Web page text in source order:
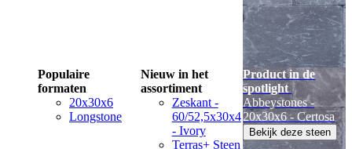
Populaire
formaten
20x30x6
Longstone
Nieuw in het
assortiment
Zeskant -
60/52,5x30x4
- Ivory
Terras+ Steen
Product in de
spotlight
Abbeystones -
20x30x6 - Certosa
Bekijk deze steen